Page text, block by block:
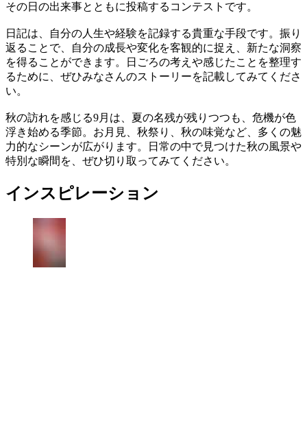
その日の出来事とともに投稿するコンテストです。
日記は、自分の人生や経験を記録する貴重な手段です。振り
返ることで、自分の成長や変化を客観的に捉え、新たな洞察
を得ることができます。日ごろの考えや感じたことを整理す
るために、ぜひみなさんのストーリーを記載してみてくださ
い。
秋の訪れを感じる9月は、夏の名残が残りつつも、危機が色
浮き始める季節。お月見、秋祭り、秋の味覚など、多くの魅
力的なシーンが広がります。日常の中で見つけた秋の風景や
特別な瞬間を、ぜひ切り取ってみてください。
インスピレーション